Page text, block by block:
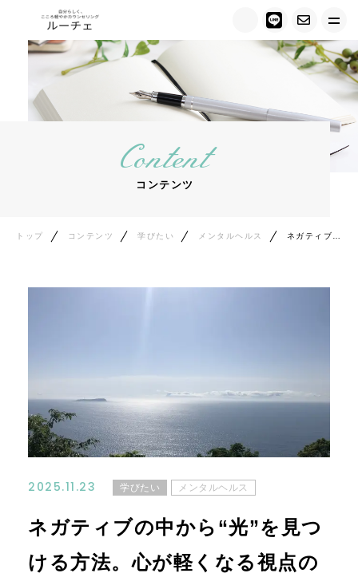
トップ
ルーチェについて
キャンペーン情報
カウンセラー紹介
コンテンツ
ニュース
Content
コンテンツ
トップ コンテンツ 学びたい メンタルヘルス
2025.11.23 学びたい メンタルヘルス
ネガティブの中から“光”を見つ
ける方法。心が軽くなる視点の